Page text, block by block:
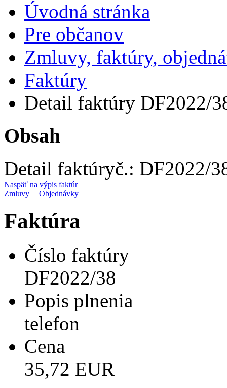
Úvodná stránka
Pre občanov
Zmluvy, faktúry,
Faktúry
Detail faktúry DF2022/
Obsah
Detail faktúryč.: DF2022/
Naspäť na výpis faktúr
Zmluvy | Objednávky
Faktúra
Číslo faktúry
DF2022/38
Popis plnenia
telefon
Cena
35,72 EUR